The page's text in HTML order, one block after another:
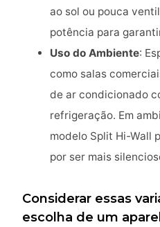
ao sol ou pouca
potência para
Uso do Ambiente:
como salas
de ar condicionado
refrigeração. Em
modelo Split Hi-Wall
por ser mais
Considerar essas
escolha de um